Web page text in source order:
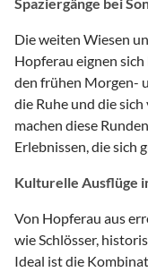
Spaziergänge bei
Die weiten Wiesen
Hopferau eignen
den frühen Morgen-
die Ruhe und die
machen diese
Erlebnissen, die sich
Kulturelle Ausflüge
Von Hopferau aus
wie Schlösser,
Ideal ist die